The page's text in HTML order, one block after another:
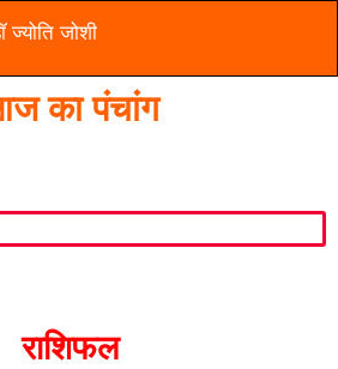
ज्योति जोशी
का पंचांग
राशिफल